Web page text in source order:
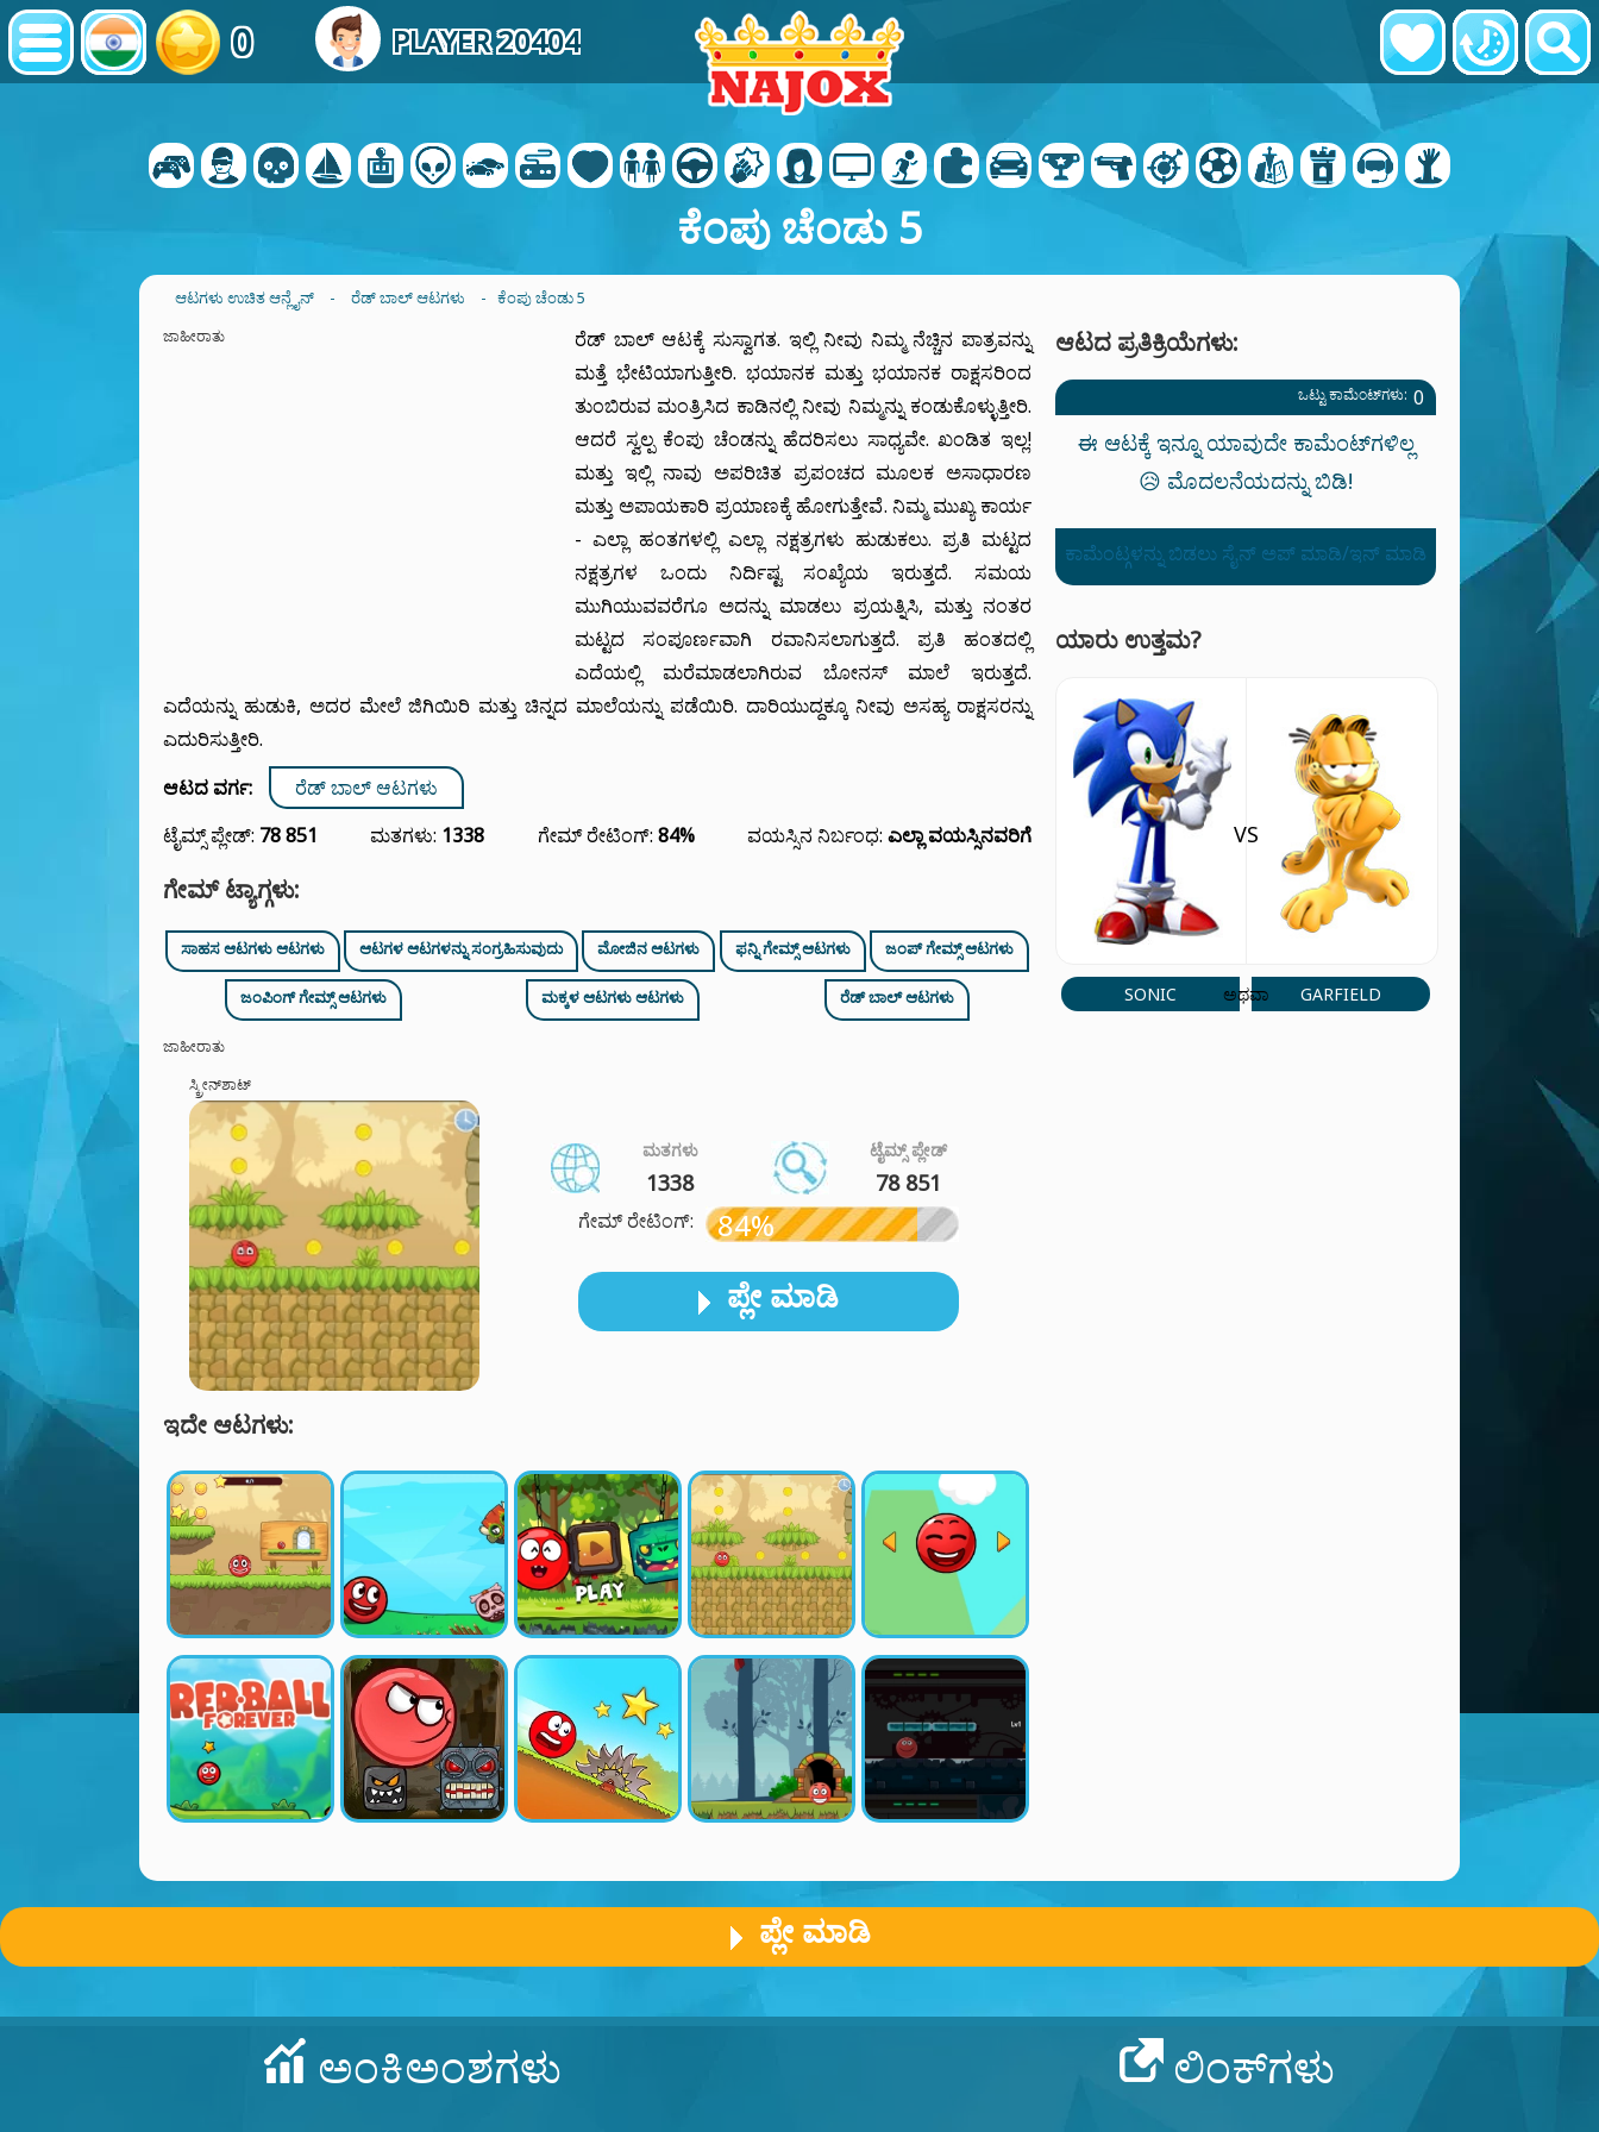
0 PLAYER 20404
ಕೆಂಪು ಚೆಂಡು 5
ಆಟಗಳು ಉಚಿತ ಆನ್ಲೈನ್ - ರೆಡ್ ಬಾಲ್ ಆಟಗಳು - ಕೆಂಪು ಚೆಂಡು 5
ಜಾಹೀರಾತು
ರೆಡ್ ಬಾಲ್ ಆಟಕ್ಕೆ ಸುಸ್ವಾಗತ. ಇಲ್ಲಿ ನೀವು ನಿಮ್ಮ ನೆಚ್ಚಿನ ಪಾತ್ರವನ್ನು
ಮತ್ತೆ ಭೇಟಿಯಾಗುತ್ತೀರಿ. ಭಯಾನಕ ಮತ್ತು ಭಯಾನಕ ರಾಕ್ಷಸರಿಂದ
ತುಂಬಿರುವ ಮಂತ್ರಿಸಿದ ಕಾಡಿನಲ್ಲಿ ನೀವು ನಿಮ್ಮನ್ನು ಕಂಡುಕೊಳ್ಳುತ್ತೀರಿ.
ಆದರೆ ಸ್ವಲ್ಪ ಕೆಂಪು ಚೆಂಡನ್ನು ಹೆದರಿಸಲು ಸಾಧ್ಯವೇ. ಖಂಡಿತ ಇಲ್ಲ!
ಮತ್ತು ಇಲ್ಲಿ ನಾವು ಅಪರಿಚಿತ ಪ್ರಪಂಚದ ಮೂಲಕ ಅಸಾಧಾರಣ
ಮತ್ತು ಅಪಾಯಕಾರಿ ಪ್ರಯಾಣಕ್ಕೆ ಹೋಗುತ್ತೇವೆ. ನಿಮ್ಮ ಮುಖ್ಯ ಕಾರ್ಯ
- ಎಲ್ಲಾ ಹಂತಗಳಲ್ಲಿ ಎಲ್ಲಾ ನಕ್ಷತ್ರಗಳು ಹುಡುಕಲು. ಪ್ರತಿ ಮಟ್ಟದ
ನಕ್ಷತ್ರಗಳ ಒಂದು ನಿರ್ದಿಷ್ಟ ಸಂಖ್ಯೆಯ ಇರುತ್ತದೆ. ಸಮಯ
ಮುಗಿಯುವವರೆಗೂ ಅದನ್ನು ಮಾಡಲು ಪ್ರಯತ್ನಿಸಿ, ಮತ್ತು ನಂತರ
ಮಟ್ಟದ ಸಂಪೂರ್ಣವಾಗಿ ರವಾನಿಸಲಾಗುತ್ತದೆ. ಪ್ರತಿ ಹಂತದಲ್ಲಿ
ಎದೆಯಲ್ಲಿ ಮರೆಮಾಡಲಾಗಿರುವ ಬೋನಸ್ ಮಾಲೆ ಇರುತ್ತದೆ.
ಎದೆಯನ್ನು ಹುಡುಕಿ, ಅದರ ಮೇಲೆ ಜಿಗಿಯಿರಿ ಮತ್ತು ಚಿನ್ನದ ಮಾಲೆಯನ್ನು ಪಡೆಯಿರಿ. ದಾರಿಯುದ್ದಕ್ಕೂ ನೀವು ಅಸಹ್ಯ ರಾಕ್ಷಸರನ್ನು
ಎದುರಿಸುತ್ತೀರಿ.
ಆಟದ ವರ್ಗ:
ರೆಡ್ ಬಾಲ್ ಆಟಗಳು
ಟೈಮ್ಸ್ ಪ್ಲೇಡ್: 78 851 ಮತಗಳು: 1338 ಗೇಮ್ ರೇಟಿಂಗ್: 84% ವಯಸ್ಸಿನ ನಿರ್ಬಂಧ: ಎಲ್ಲಾ ವಯಸ್ಸಿನವರಿಗೆ
ಗೇಮ್ ಟ್ಯಾಗ್ಗಳು:
ಸಾಹಸ ಆಟಗಳು ಆಟಗಳು ಆಟಗಳ ಆಟಗಳನ್ನು ಸಂಗ್ರಹಿಸುವುದು ಮೋಜಿನ ಆಟಗಳು ಫನ್ನಿ ಗೇಮ್ಸ್ ಆಟಗಳು ಜಂಪ್ ಗೇಮ್ಸ್ ಆಟಗಳು
ಜಂಪಿಂಗ್ ಗೇಮ್ಸ್ ಆಟಗಳು ಮಕ್ಕಳ ಆಟಗಳು ಆಟಗಳು ರೆಡ್ ಬಾಲ್ ಆಟಗಳು
ಜಾಹೀರಾತು
ಸ್ಕ್ರೀನ್‌ಶಾಟ್
ಮತಗಳು
1338
ಟೈಮ್ಸ್ ಪ್ಲೇಡ್
78 851
ಗೇಮ್ ರೇಟಿಂಗ್: 84%
ಪ್ಲೇ ಮಾಡಿ
ಇದೇ ಆಟಗಳು:
ಆಟದ ಪ್ರತಿಕ್ರಿಯೆಗಳು:
ಒಟ್ಟು ಕಾಮೆಂಟ್‌ಗಳು: 0
ಈ ಆಟಕ್ಕೆ ಇನ್ನೂ ಯಾವುದೇ ಕಾಮೆಂಟ್‌ಗಳಿಲ್ಲ
😥 ಮೊದಲನೆಯದನ್ನು ಬಿಡಿ!
ಕಾಮೆಂಟ್ಗಳನ್ನು ಬಿಡಲು ಸೈನ್ ಅಪ್ ಮಾಡಿ/ಇನ್ ಮಾಡಿ
ಯಾರು ಉತ್ತಮ?
SONIC
VS
ಅಥವಾ GARFIELD
ಪ್ಲೇ ಮಾಡಿ
ಅಂಕಿಅಂಶಗಳು ಲಿಂಕ್‌ಗಳು